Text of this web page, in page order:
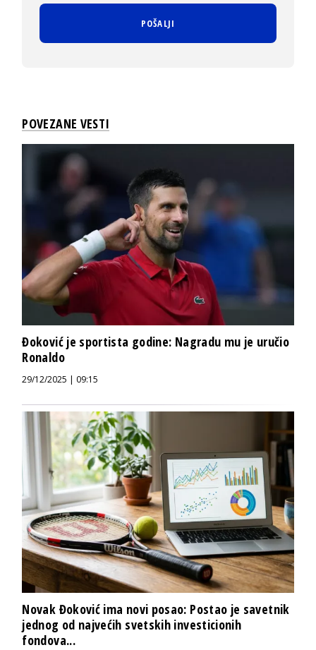
POVEZANE VESTI
Đoković je sportista godine: Nagradu mu je uručio
Ronaldo
29/12/2025 | 09:15
Novak Đoković ima novi posao: Postao je savetnik
jednog od najvećih svetskih investicionih
fondova...